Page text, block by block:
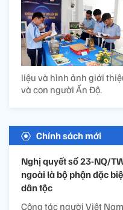
liệu và hình ảnh giới
và con người Ấn Độ.
Chính sách mới
Nghị quyết số 23-NQ/
ngoài là bộ phận đặc
dân tộc
Công tác người Việt